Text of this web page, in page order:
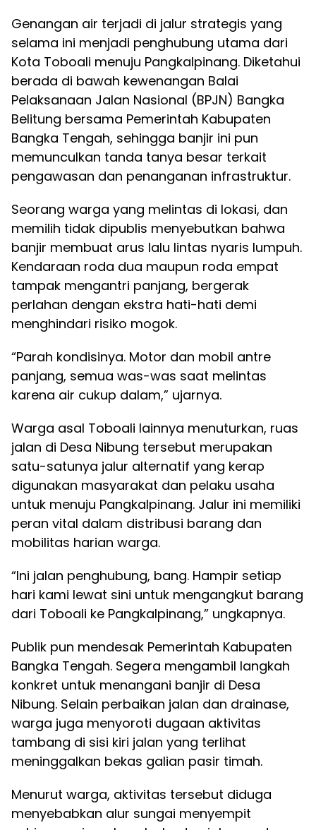
Genangan air terjadi di jalur strategis yang
selama ini menjadi penghubung utama dari
Kota Toboali menuju Pangkalpinang. Diketahui
berada di bawah kewenangan Balai
Pelaksanaan Jalan Nasional (BPJN) Bangka
Belitung bersama Pemerintah Kabupaten
Bangka Tengah, sehingga banjir ini pun
memunculkan tanda tanya besar terkait
pengawasan dan penanganan infrastruktur.
Seorang warga yang melintas di lokasi, dan
memilih tidak dipublis menyebutkan bahwa
banjir membuat arus lalu lintas nyaris lumpuh.
Kendaraan roda dua maupun roda empat
tampak mengantri panjang, bergerak
perlahan dengan ekstra hati-hati demi
menghindari risiko mogok.
“Parah kondisinya. Motor dan mobil antre
panjang, semua was-was saat melintas
karena air cukup dalam,” ujarnya.
Warga asal Toboali lainnya menuturkan, ruas
jalan di Desa Nibung tersebut merupakan
satu-satunya jalur alternatif yang kerap
digunakan masyarakat dan pelaku usaha
untuk menuju Pangkalpinang. Jalur ini memiliki
peran vital dalam distribusi barang dan
mobilitas harian warga.
“Ini jalan penghubung, bang. Hampir setiap
hari kami lewat sini untuk mengangkut barang
dari Toboali ke Pangkalpinang,” ungkapnya.
Publik pun mendesak Pemerintah Kabupaten
Bangka Tengah. Segera mengambil langkah
konkret untuk menangani banjir di Desa
Nibung. Selain perbaikan jalan dan drainase,
warga juga menyoroti dugaan aktivitas
tambang di sisi kiri jalan yang terlihat
meninggalkan bekas galian pasir timah.
Menurut warga, aktivitas tersebut diduga
menyebabkan alur sungai menyempit